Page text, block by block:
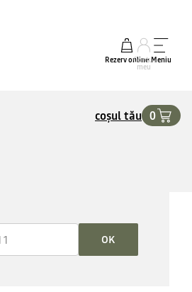
Rezerv online
Contul
meu
Meniu
coșul tău 0
OK